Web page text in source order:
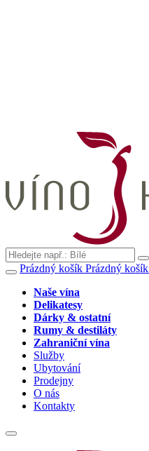
Prázdný košík Prázdný košík
Naše vína
Delikatesy
Dárky & ostatní
Rumy & destiláty
Zahraniční vína
Služby
Ubytování
Prodejny
O nás
Kontakty